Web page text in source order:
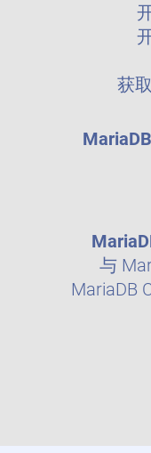
获
与
MariaDB